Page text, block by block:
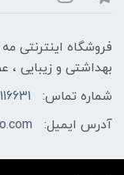
فروشگاه اینترنتی
بهداشتی و زیبایی ،
شماره تماس:
آدرس ایمیل: